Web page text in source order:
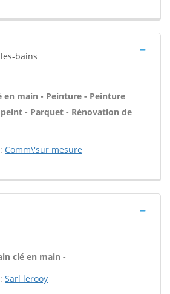
bains
en main - Peinture - Peinture
- Parquet - Rénovation de
Comm\'sur mesure
clé en main -
Sarl lerooy